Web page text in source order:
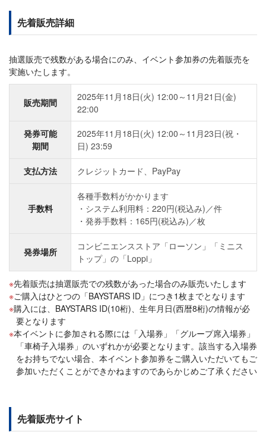
先着販売詳細
抽選販売で残数がある場合にのみ、イベント参加券の先着販売を
実施いたします。
販売期間
2025年11月18日(火) 12:00～11月21日(金)
22:00
発券可能
期間
2025年11月18日(火) 12:00～11月23日(祝・
日) 23:59
支払方法 クレジットカード、PayPay
手数料
各種手数料がかかります
システム利用料：220円(税込み)／件
発券手数料：165円(税込み)／枚
発券場所
コンビニエンスストア「ローソン」「ミニス
トップ」の「Loppi」
先着販売は抽選販売での残数があった場合のみ販売いたします
ご購入はひとつの「BAYSTARS ID」につき1枚までとなります
購入には、BAYSTARS ID(10桁)、生年月日(西暦8桁)の情報が必
要となります
本イベントに参加される際には「入場券」「グループ席入場券」
「車椅子入場券」のいずれかが必要となります。該当する入場券
をお持ちでない場合、本イベント参加券をご購入いただいてもご
参加いただくことができかねますのであらかじめご了承ください
先着販売サイト